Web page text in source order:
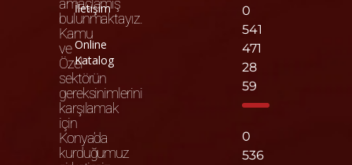
amaçlamış
bulunmaktayız.
Kamu
ve
Özel
sektörün
gereksinimlerini
karşılamak
için
Konya’da
kurduğumuz
İletişim
Online
Katalog
0
541
471
28
59
0
536